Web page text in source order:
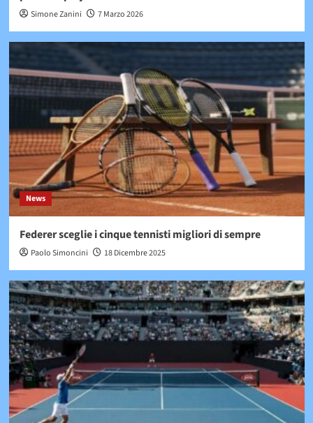
Simone Zanini 7 Marzo 2026
News
Federer sceglie i cinque tennisti migliori di sempre
Paolo Simoncini 18 Dicembre 2025